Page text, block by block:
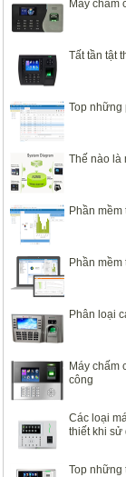
Máy chấm
Tất tần tật
Top những
Thế nào là
Phần
Phần
Phân loại
Máy chấm
công
Các loại
thiết khi sử
Top những